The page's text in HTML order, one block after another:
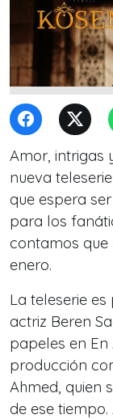
Amor, intrigas
nueva
que espera
para los
contamos que
enero.
La teleserie
actriz Beren
papeles en
producción
Ahmed, quien
de ese